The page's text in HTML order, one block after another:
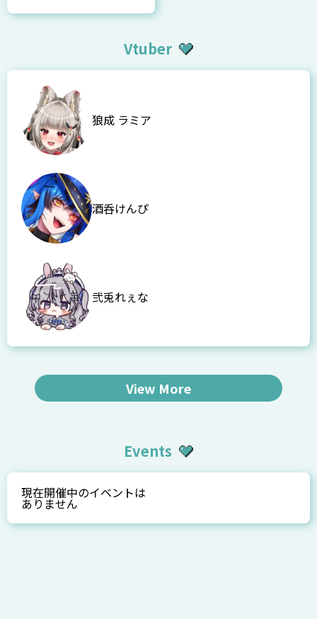
Vtuber
狼成 ラミア
酒呑けんぴ
弐兎れぇな
View More
Events
現在開催中のイベントは
ありません